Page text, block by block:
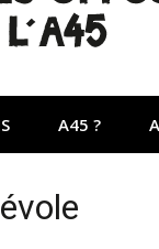
|
A45 ?